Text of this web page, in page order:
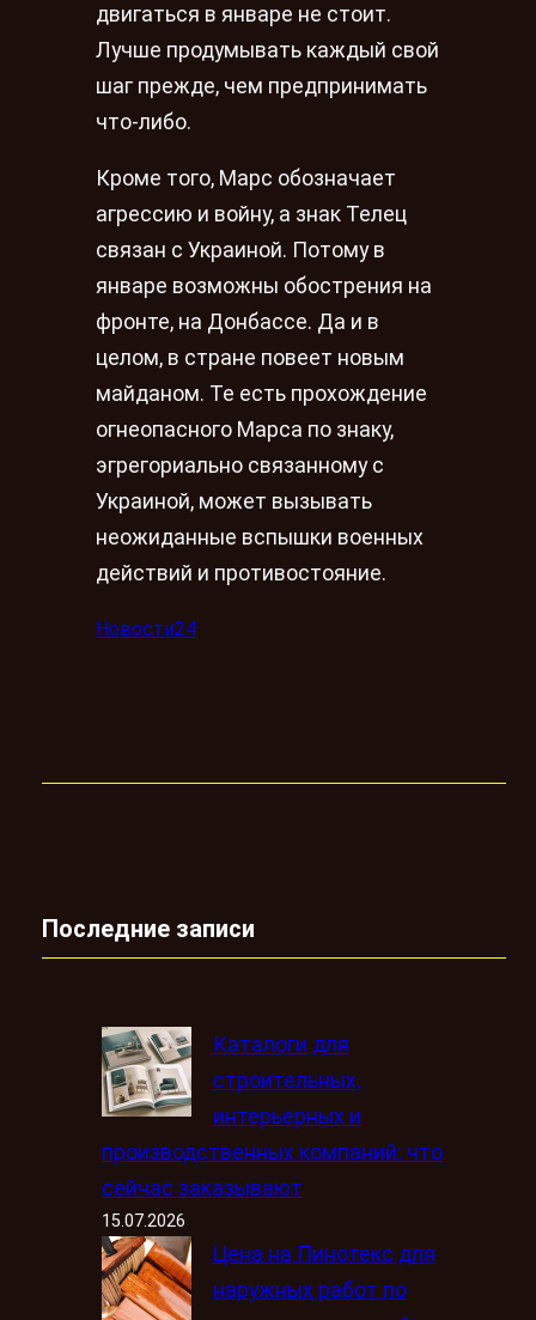
двигаться в январе не стоит.
Лучше продумывать каждый свой
шаг прежде, чем предпринимать
что-либо.
Кроме того, Марс обозначает
агрессию и войну, а знак Телец
связан с Украиной. Потому в
январе возможны обострения на
фронте, на Донбассе. Да и в
целом, в стране повеет новым
майданом. Те есть прохождение
огнеопасного Марса по знаку,
эгрегориально связанному с
Украиной, может вызывать
неожиданные вспышки военных
действий и противостояние.
Новости24
Последние записи
Каталоги для
строительных,
интерьерных и
производственных компаний: что
сейчас заказывают
15.07.2026
Цена на Пинотекс для
наружных работ по